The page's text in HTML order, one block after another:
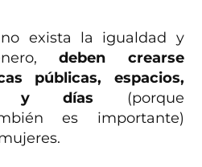
exista la igualdad y
deben crearse
públicas, espacios,
y días (porque
es importante)